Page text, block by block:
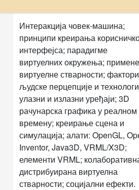
Интеракција човек-машина;
принципи креирања
интерфејса; парадигме
виртуелних окружења; примене
виртуелне стварности; фактори
људске перцепције и
улазни и излазни уређаји; 3D
рачунарска графика у реалном
времену; креирање сцена и
симулација; алати: OpenGL,
Inventor, Java3D, VRML/X3D;
елементи VRML;
дистрибуирана виртуелна
стварности; социјални ефекти.